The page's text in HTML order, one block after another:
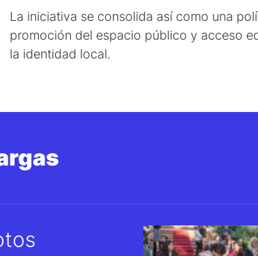
La iniciativa se consolida así como una
promoción del espacio público y acceso
la identidad local.